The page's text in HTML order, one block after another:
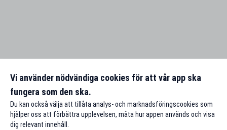
Vi använder nödvändiga cookies för att vår app ska
fungera som den ska.
Du kan också välja att tillåta analys- och marknadsföringscookies som
hjälper oss att förbättra upplevelsen, mäta hur appen används och visa
dig relevant innehåll.